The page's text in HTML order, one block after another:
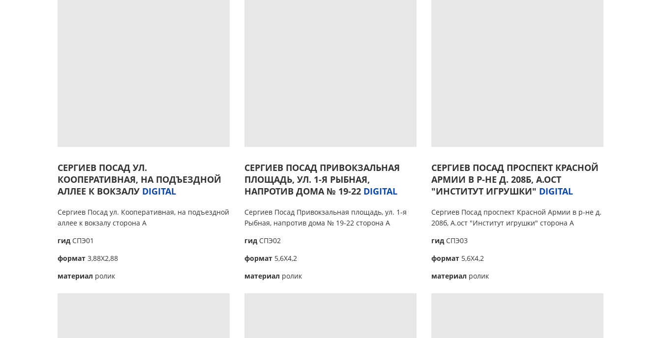
СЕРГИЕВ ПОСАД УЛ.
КООПЕРАТИВНАЯ, НА ПОДЪЕЗДНОЙ
АЛЛЕЕ К ВОКЗАЛУ DIGITAL
Сергиев Посад ул. Кооперативная, на подъездной
аллее к вокзалу сторона А
гид СПЭ01
формат 3,88Х2,88
материал ролик
СЕРГИЕВ ПОСАД ПРИВОКЗАЛЬНАЯ
ПЛОЩАДЬ, УЛ. 1-Я РЫБНАЯ,
НАПРОТИВ ДОМА № 19-22 DIGITAL
Сергиев Посад Привокзальная площадь, ул. 1-я
Рыбная, напротив дома № 19-22 сторона А
гид СПЭ02
формат 5,6Х4,2
материал ролик
СЕРГИЕВ ПОСАД ПРОСПЕКТ КРАСНОЙ
АРМИИ В Р-НЕ Д. 208Б, А.ОСТ
"ИНСТИТУТ ИГРУШКИ" DIGITAL
Сергиев Посад проспект Красной Армии в р-не д.
208б, А.ост "Институт игрушки" сторона А
гид СПЭ03
формат 5,6Х4,2
материал ролик